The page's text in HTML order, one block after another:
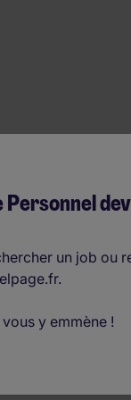
an
Personnel
un job ou
y emmène !